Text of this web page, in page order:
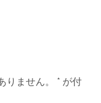
ません。 * が付